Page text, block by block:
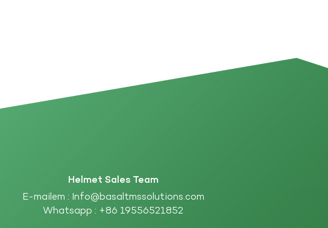
Helmet Sales Team
E-mailem : Info@basaltmssolutions.com
Whatsapp : +86 19556521852